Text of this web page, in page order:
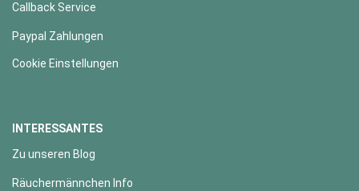
Callback Service
Paypal Zahlungen
Cookie Einstellungen
INTERESSANTES
Zu unseren Blog
Räuchermännchen Info